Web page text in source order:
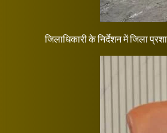
जिलाधिकारी के निर्देशन में जिला